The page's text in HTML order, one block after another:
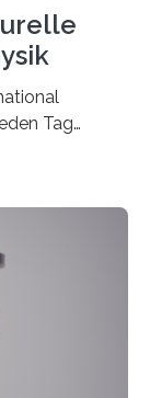
Tag
Neue
Alltag in
Jahr 100
2025 zum
und -
eine